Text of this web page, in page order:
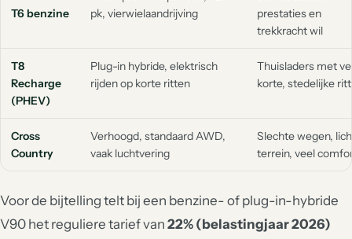
T6 benzine
pk, vierwielaandrijving
prestaties en
trekkracht wil
T8
Recharge
(PHEV)
Plug-in hybride, elektrisch
rijden op korte ritten
Thuisladers met
korte, stedelijke
Cross
Country
Verhoogd, standaard AWD,
vaak luchtvering
Slechte wegen,
terrein, veel
Voor de bijtelling telt bij een benzine- of plug-in-hybride
V90 het reguliere tarief van 22% (belastingjaar 2026)